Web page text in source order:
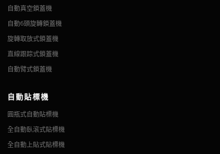
自動真空鎖蓋機
自動6頭旋轉鎖蓋機
旋轉取放式鎖蓋機
直線跟踪式鎖蓋機
自動臂式鎖蓋機
自動貼標機
圓瓶式自動貼標機
全自動臥滾式貼標機
全自動上貼式貼標機